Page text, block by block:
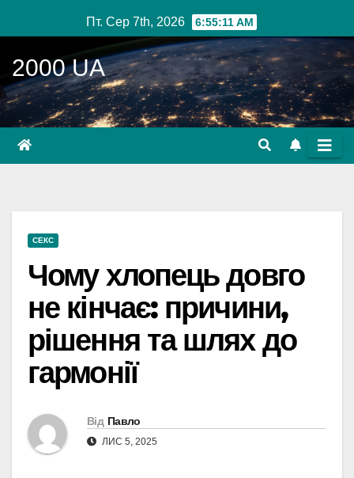
до
вмісту
Пт. Сер 7th, 2026 6:55:12 AM
2000 UA
СЕКС
Чому хлопець довго
не кінчає: причини,
рішення та шлях до
гармонії
Від Павло
ЛИС 5, 2025